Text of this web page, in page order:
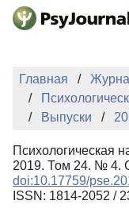
Перейти к основному
Главная
Выпуски
Психологическая
2019. Том 24. № 4.
doi:10.17759/
ISSN: 1814-2052 /